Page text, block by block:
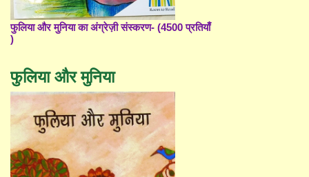
फुलिया और मुनिया का अंग्रेज़ी संस्करण- (4500 प्रतियाँ
)
फुलिया और मुनिया